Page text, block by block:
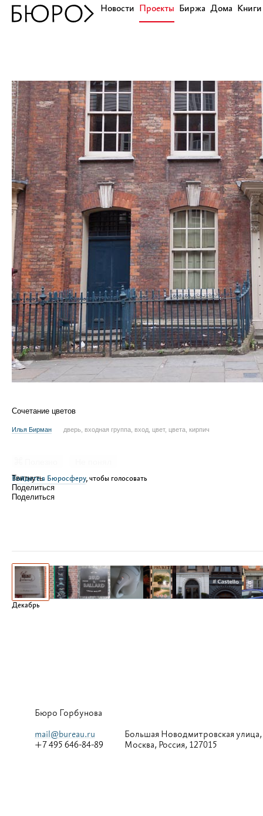
Новости Проекты Биржа Дома Книги
Сочетание цветов
Илья Бирман дверь, входная группа, вход, цвет, цвета, кирпич
Войдите в Бюросферу, чтобы голосовать
Твитнуть
Поделиться
Поделиться
Декабрь
Бюро Горбунова
mail@bureau.ru
+7 495 646-84-89
Большая Новодмитровская улица,
Москва, Россия, 127015